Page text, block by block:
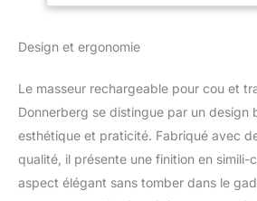
silicone et
massage
manuel. 2
nœuds en
pétrissent
Design et ergonomie
Le masseur rechargeable pour cou et
Donnerberg se distingue par un design
esthétique et praticité. Fabriqué avec
qualité, il présente une finition en simili-
aspect élégant sans tomber dans le